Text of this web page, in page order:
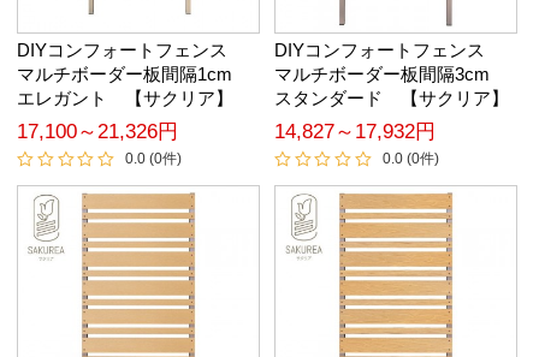
DIYコンフォートフェンス
マルチボーダー板間隔1cm
エレガント 【サクリア】
17,100～21,326円
0.0 (0件)
DIYコンフォートフェンス
マルチボーダー板間隔3cm
スタンダード 【サクリア】
14,827～17,932円
0.0 (0件)